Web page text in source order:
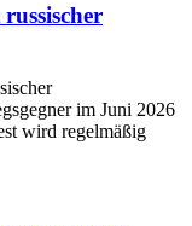
im Juni 2026
wird regelmäßig